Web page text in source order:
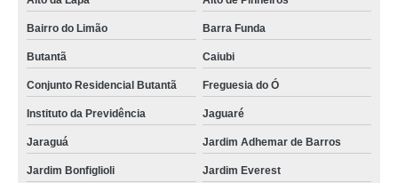
Bairro do Limão Barra Funda
Butantã Caiubi
Conjunto Residencial Butantã Freguesia do Ó
Instituto da Previdência Jaguaré
Jaraguá Jardim Adhemar de Barros
Jardim Bonfiglioli Jardim Everest